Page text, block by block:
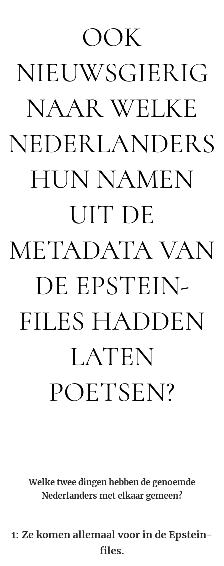
OOK
NIEUWSGIERIG
NAAR WELKE
NEDERLANDERS
HUN NAMEN
UIT DE
METADATA VAN
DE EPSTEIN-
FILES HADDEN
LATEN
POETSEN?
Welke twee dingen hebben de genoemde
Nederlanders met elkaar gemeen?
1: Ze komen allemaal voor in de Epstein-
files.